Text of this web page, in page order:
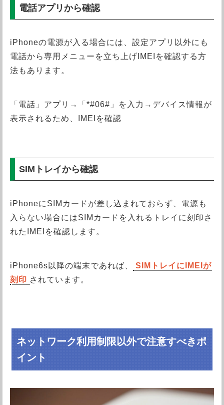
電話アプリから確認
iPhoneの電源が入る場合には、設定アプリ以外にも
電話から専用メニューを立ち上げIMEIを確認する方
法もあります。
「電話」アプリ→「*#06#」を入力→デバイス情報が
表示されるため、IMEIを確認
SIMトレイから確認
iPhoneにSIMカードが差し込まれておらず、電源も
入らない場合にはSIMカードを入れるトレイに刻印さ
れたIMEIを確認します。
iPhone6s以降の端末であれば、
SIMトレイにIMEIが
刻印 されています。
ネットワーク利用制限以外で注意すべきポ
イント